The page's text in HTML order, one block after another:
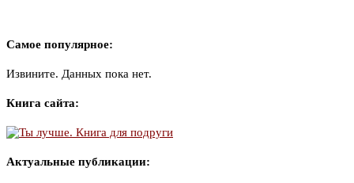
Самое популярное:
Извините. Данных пока нет.
Книга сайта:
Актуальные публикации: